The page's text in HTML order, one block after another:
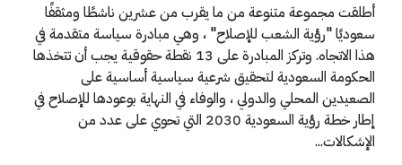
أطلقت مجموعة متنوعة من ما يقرب من عشرين ناشطًا ومثقفًا
سعوديًا "رؤية الشعب للإصلاح" ، وهي مبادرة سياسة متقدمة في
هذا الاتجاه. وتركز المبادرة على 13 نقطة حقوقية يجب أن تتخذها
الحكومة السعودية لتحقيق شرعية سياسية أساسية على
الصعيدين المحلي والدولي ، والوفاء في النهاية بوعودها للإصلاح في
إطار خطة رؤية السعودية 2030 التي تحوي على عدد من
الإشكالات...